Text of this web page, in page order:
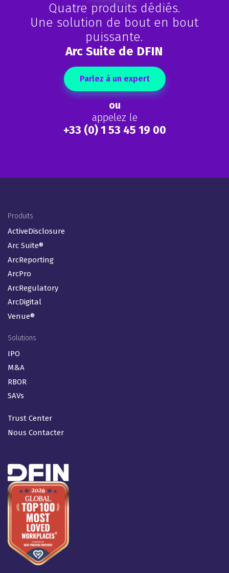
Quatre produits dédiés.
Une solution de bout en bout
puissante.
Arc Suite de DFIN
Parlez à un expert
ou
appelez le
+33 (0) 1 53 45 19 00
Footer Menu (FR)
Produits
ActiveDisclosure
Arc Suite®
ArcReporting
ArcPro
ArcRegulatory
ArcDigital
Venue®
Solutions
IPO
M&A
RBOR
SAVs
Trust Center
Nous Contacter